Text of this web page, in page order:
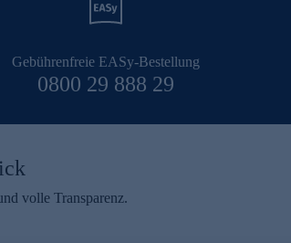
Gebührenfreie EASy-Bestellung
0800 29 888 29
volle Transparenz.